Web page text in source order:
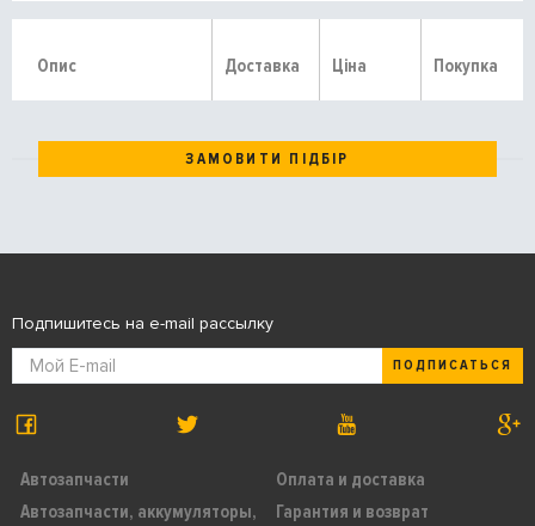
Опис Доставка Ціна Покупка
ЗАМОВИТИ ПІДБІР
Автозапчасти
Автозапчасти, аккумуляторы,
Оплата и доставка
Гарантия и возврат
Подпишитесь на e-mail рассылку
ПОДПИСАТЬСЯ